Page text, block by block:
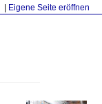
Eigene Seite eröffnen